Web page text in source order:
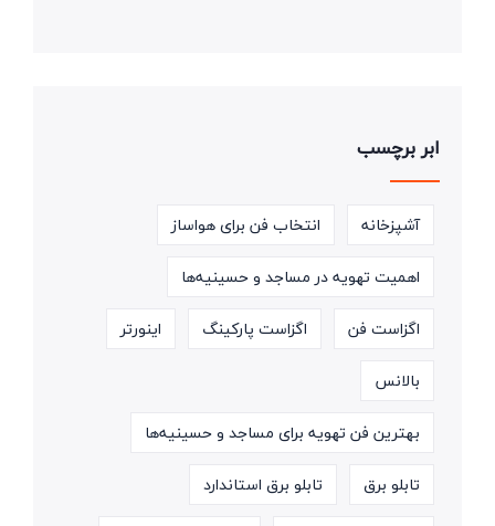
ابر برچسب
آشپزخانه
انتخاب فن برای هواساز
اهمیت تهویه در مساجد و حسینیه‌ها
اگزاست فن
اگزاست پارکینگ
اینورتر
بالانس
بهترین فن تهویه برای مساجد و حسینیه‌ها
تابلو برق
تابلو برق استاندارد